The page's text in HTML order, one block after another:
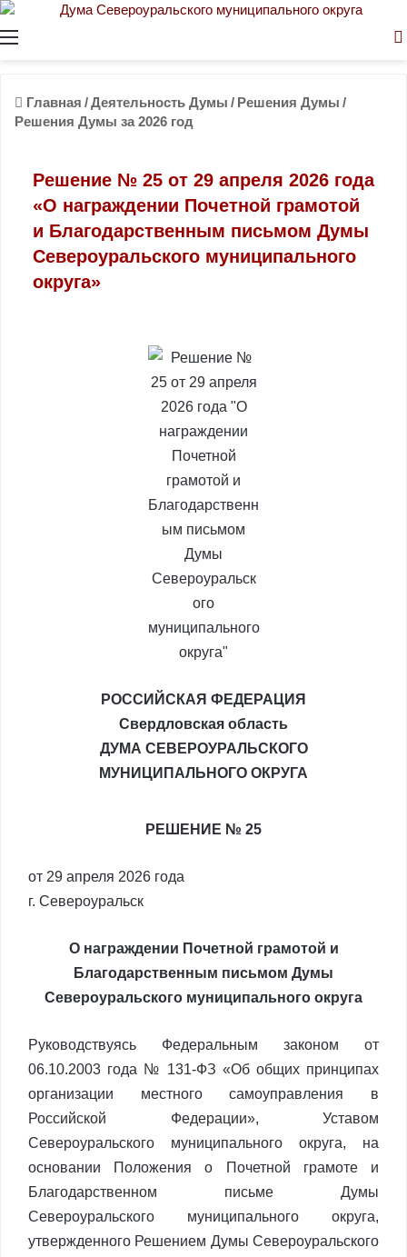
Главная /Деятельность Думы / Решения Думы /
Решения Думы за 2026 год
Решение № 25 от 29 апреля 2026 года
«О награждении Почетной грамотой
и Благодарственным письмом Думы
Североуральского муниципального
округа»
РОССИЙСКАЯ ФЕДЕРАЦИЯ
Свердловская область
ДУМА СЕВЕРОУРАЛЬСКОГО
МУНИЦИПАЛЬНОГО ОКРУГА
РЕШЕНИЕ № 25
от 29 апреля 2026 года
г. Североуральск
О награждении Почетной грамотой и
Благодарственным письмом Думы
Североуральского муниципального округа
Руководствуясь Федеральным законом от
06.10.2003 года № 131-ФЗ «Об общих принципах
организации местного самоуправления в
Российской Федерации», Уставом
Североуральского муниципального округа, на
основании Положения о Почетной грамоте и
Благодарственном письме Думы
Североуральского муниципального округа,
утвержденного Решением Думы Североуральского